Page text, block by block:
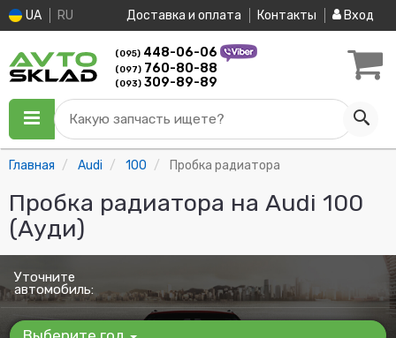
UA RU Доставка и оплата Контакты Вход
(095) 448-06-06
(097) 760-80-88
(093) 309-89-89
Какую запчасть ищете?
Главная Audi 100 Пробка радиатора
Пробка радиатора на Audi 100
(Ауди)
Уточните
автомобиль: